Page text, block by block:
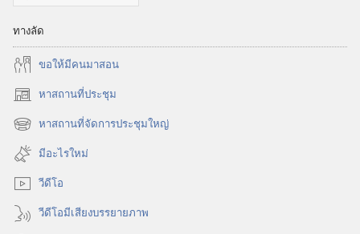
ทางลัด
ขอ​ให้​มี​คน​มา​สอน
หาสถานที่ประชุม
(เปิด
หน้าต่าง
ใหม่)
หาสถานที่จัดการประชุมใหญ่
(เปิด
หน้าต่าง
ใหม่)
มีอะไรใหม่
วีดีโอ
วีดีโอมีเสียงบรรยายภาพ